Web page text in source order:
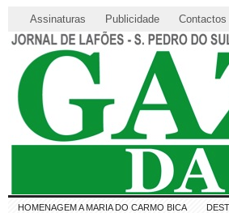
Assinaturas Publicidade Contactos
HOMENAGEM A MARIA DO CARMO BICA